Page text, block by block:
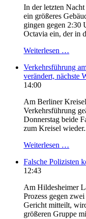
In der letzten
ein größeres
gingen gegen 2:30
Octavia ein, der in
Weiterlesen …
Verkehrsführung
verändert, nächste
14:00
Am Berliner
Verkehrsführung
Donnerstag beide
zum Kreisel
Weiterlesen …
Falsche Polizisten
12:43
Am Hildesheimer
Prozess gegen
Gericht mitteilt,
größeren Gruppe